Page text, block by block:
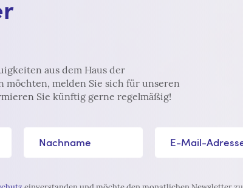
aus dem Haus der
möchten, melden Sie sich für unseren
Sie künftig gerne regelmäßig!